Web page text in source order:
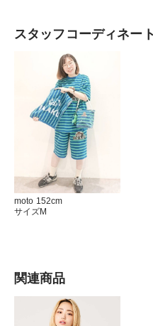
スタッフコーディネート
moto 152cm
サイズM
関連商品